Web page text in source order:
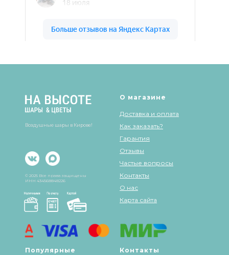
О магазине
Доставка и оплата
Популярные Контакты
© 2025 Все права защищены
Как заказать?
Гарантия
Отзывы
Частые вопросы
Контакты
О нас
ИНН 434568848226
Карта сайта
Воздушные шары в Кирове!